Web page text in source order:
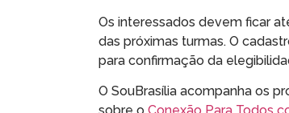
Os interessados devem ficar
das próximas turmas. O
para confirmação da
O SouBrasília acompanha os